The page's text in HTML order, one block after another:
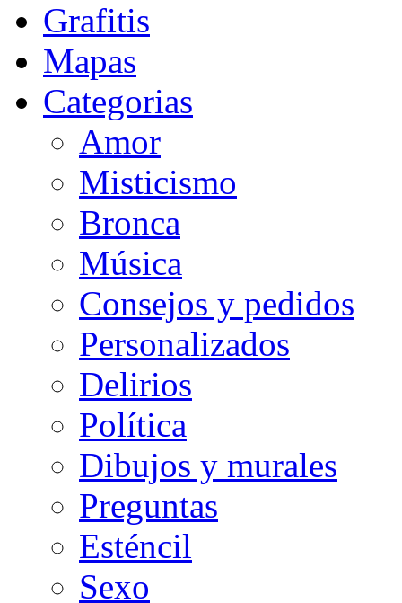
Grafitis
Mapas
Categorias
Amor
Misticismo
Bronca
Música
Consejos y pedidos
Personalizados
Delirios
Política
Dibujos y murales
Preguntas
Esténcil
Sexo